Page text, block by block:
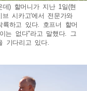
데) 할머니가 지난 1일(현
시카고'에서 전문가와
하고 있다. 호프너 할머
는 없다"라고 말했다. 그
기다리고 있다.